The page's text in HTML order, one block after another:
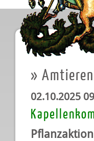
»
02.10.2025